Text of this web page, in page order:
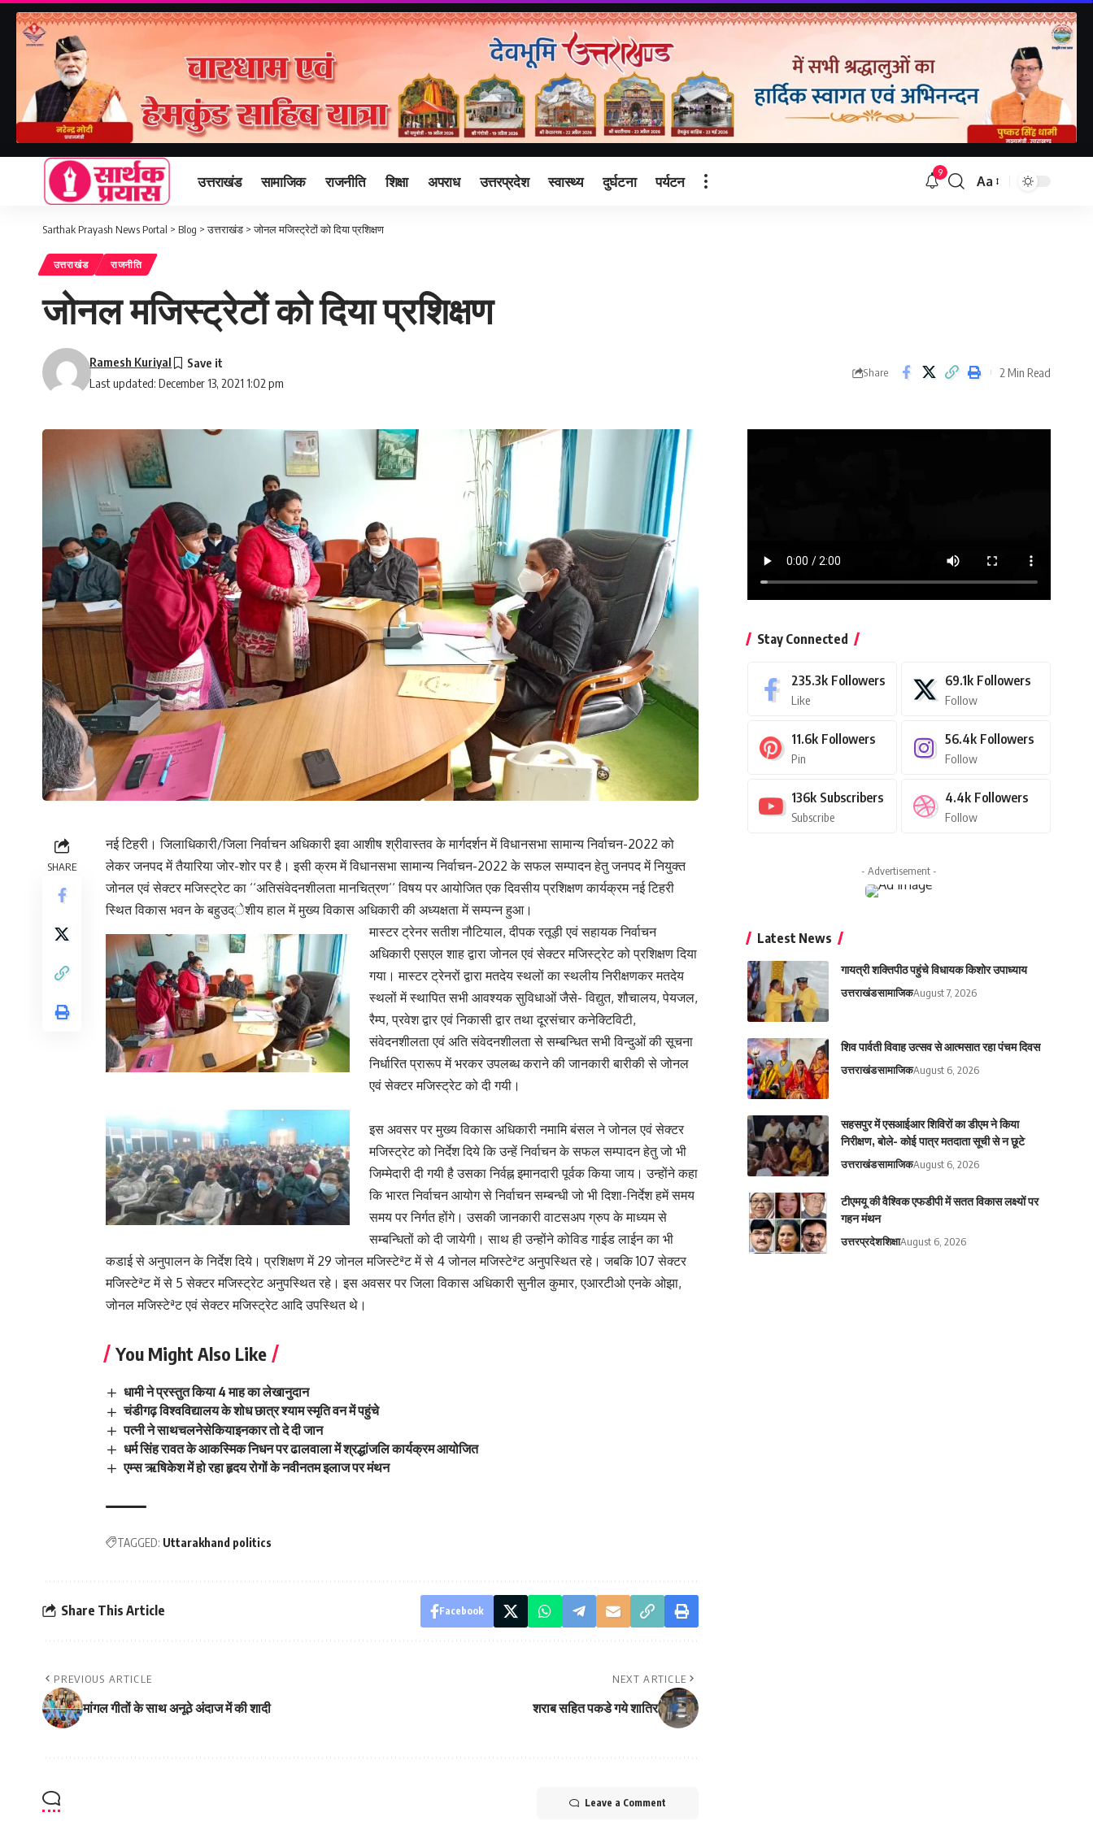
उत्तराखंड सामाजिक राजनीति शिक्षा अपराध उत्तरप्रदेश स्वास्थ्य दुर्घटना पर्यटन 9
Font
Aa
Sarthak Prayash News Portal > Blog >उत्तराखंड >जोनल मजिस्ट्रेटों को दिया प्रशिक्षण
उत्तराखंड राजनीति
जोनल मजिस्ट्रेटों को दिया प्रशिक्षण
Last updated: December 13, 2021 1:02 pm
Ramesh Kuriyal
Share 2 Min Read
SHARE
नई टिहरी। जिलाधिकारी/जिला निर्वाचन अधिकारी इवा आशीष श्रीवास्तव के मार्गदर्शन में विधानसभा सामान्य निर्वाचन-2022 को
लेकर जनपद में तैयारिया जोर-शोर पर है। इसी क्रम में विधानसभा सामान्य निर्वाचन-2022 के सफल सम्पादन हेतु जनपद में नियुक्त
जोनल एवं सेक्टर मजिस्ट्रेट का ‘‘अतिसंवेदनशीलता मानचित्रण‘‘ विषय पर आयोजित एक दिवसीय प्रशिक्षण कार्यक्रम नई टिहरी
स्थित विकास भवन के बहुउद्ेशीय हाल में मुख्य विकास अधिकारी की अध्यक्षता में सम्पन्न हुआ।
मास्टर ट्रेनर सतीश नौटियाल, दीपक रतूड़ी एवं सहायक निर्वाचन
अधिकारी एसएल शाह द्वारा जोनल एवं सेक्टर मजिस्ट्रेट को प्रशिक्षण दिया
गया। मास्टर ट्रेनरों द्वारा मतदेय स्थलों का स्थलीय निरीक्षणकर मतदेय
स्थलों में स्थापित सभी आवश्यक सुविधाओं जैसे- विद्युत, शौचालय, पेयजल,
रैम्प, प्रवेश द्वार एवं निकासी द्वार तथा दूरसंचार कनेक्टिविटी,
संवेदनशीलता एवं अति संवेदनशीलता से सम्बन्धित सभी विन्दुओं की सूचना
निर्धारित प्रारूप में भरकर उपलब्ध कराने की जानकारी बारीकी से जोनल
एवं सेक्टर मजिस्ट्रेट को दी गयी।
इस अवसर पर मुख्य विकास अधिकारी नमामि बंसल ने जोनल एवं सेक्टर
मजिस्ट्रेट को निर्देश दिये कि उन्हें निर्वाचन के सफल सम्पादन हेतु जो भी
जिम्मेदारी दी गयी है उसका निर्वह्न इमानदारी पूर्वक किया जाय। उन्होंने कहा
कि भारत निर्वाचन आयोग से निर्वाचन सम्बन्धी जो भी दिशा-निर्देश हमें समय
समय पर निर्गत होंगे। उसकी जानकारी वाटसअप ग्रुप के माध्यम से
सम्बन्धितों को दी जायेगी। साथ ही उन्होंने कोविड गाईड लाईन का भी
कडाई से अनुपालन के निर्देश दिये। प्रशिक्षण में 29 जोनल मजिस्टेªट में से 4 जोनल मजिस्टेªट अनुपस्थित रहे। जबकि 107 सेक्टर
मजिस्टेªट में से 5 सेक्टर मजिस्ट्रेट अनुपस्थित रहे। इस अवसर पर जिला विकास अधिकारी सुनील कुमार, एआरटीओ एनके ओझा,
जोनल मजिस्टेªट एवं सेक्टर मजिस्ट्रेट आदि उपस्थित थे।
You Might Also Like
धामी ने प्रस्तुत किया 4 माह का लेखानुदान
चंडीगढ़ विश्वविद्यालय के शोध छात्र श्याम स्मृति वन में पहुंचे
पत्नी ने साथचलनेसेकियाइनकार तो दे दी जान
धर्म सिंह रावत के आकस्मिक निधन पर ढालवाला में श्रद्धांजलि कार्यक्रम आयोजित
एम्स ऋषिकेश में हो रहा हृदय रोगों के नवीनतम इलाज पर मंथन
TAGGED: Uttarakhand politics
Share This Article Facebook
PREVIOUS ARTICLE
मांगल गीतों के साथ अनूठे अंदाज में की शादी
NEXT ARTICLE
शराब सहित पकडे गये शातिर
Leave a Comment
Stay Connected
235.3k Followers
Like
69.1k Followers
Follow
11.6k Followers
Pin
56.4k Followers
Follow
136k Subscribers
Subscribe
4.4k Followers
Follow
- Advertisement -
Latest News
गायत्री शक्तिपीठ पहुंचे विधायक किशोर उपाध्याय
उत्तराखंडसामाजिकAugust 7, 2026
शिव पार्वती विवाह उत्सव से आत्मसात रहा पंचम दिवस
उत्तराखंडसामाजिकAugust 6, 2026
सहसपुर में एसआईआर शिविरों का डीएम ने किया
निरीक्षण, बोले- कोई पात्र मतदाता सूची से न छूटे
उत्तराखंडसामाजिकAugust 6, 2026
टीएमयू की वैश्विक एफडीपी में सतत विकास लक्ष्यों पर
गहन मंथन
उत्तरप्रदेशशिक्षाAugust 6, 2026